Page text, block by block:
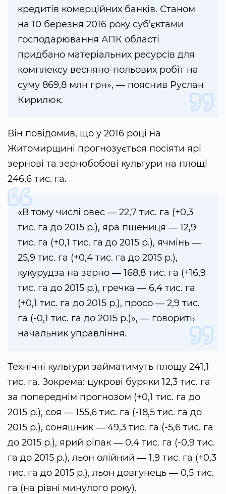
кредитів комерційних банків. Станом
на 10 березня 2016 року суб’єктами
господарювання АПК області
придбано матеріальних ресурсів для
комплексу весняно-польових робіт на
суму 869,8 млн грн», ― пояснив Руслан
Кирилюк.
Він повідомив, що у 2016 році на
Житомирщині прогнозується посіяти ярі
зернові та зернобобові культури на площі
246,6 тис. га.
«В тому числі овес ― 22,7 тис. га (+0,3
тис. га до 2015 р.), яра пшениця ― 12,9
тис. га (+0,1 тис. га до 2015 р.), ячмінь ―
25,9 тис. га (+0,4 тис. га до 2015 р.),
кукурудза на зерно ― 168,8 тис. га (+16,9
тис. га до 2015 р.), гречка ― 6,4 тис. га
(+0,1 тис. га до 2015 р.), просо ― 2,9 тис.
га (-0,1 тис. га до 2015 р.)», ― говорить
начальник управління.
Технічні культури займатимуть площу 241,1
тис. га. Зокрема: цукрові буряки 12,3 тис. га
за попереднім прогнозом (+0,1 тис. га до
2015 р.), соя ― 155,6 тис. га (-18,5 тис. га до
2015 р.), соняшник ― 49,3 тис. га (-5,6 тис. га
до 2015 р.), ярий ріпак ― 0,4 тис. га (-0,9 тис.
га до 2015 р.), льон олійний ― 1,9 тис. га (+0,3
тис. га до 2015 р.), льон довгунець ― 0,5 тис.
га (на рівні минулого року).